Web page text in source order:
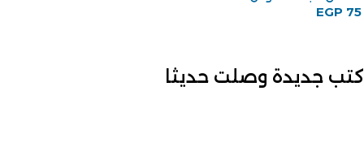
EGP 75
كتب جديدة وصلت حديثا